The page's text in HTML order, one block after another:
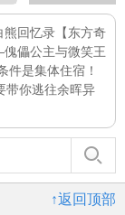
熊回忆录【东方奇
儡公主与微笑王
件是集体住宿！
带你逃往余晖异
↑返回顶部